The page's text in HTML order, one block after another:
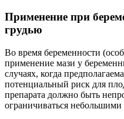
Применение при
грудью
Во время беременности
применение мази у
случаях, когда
потенциальный риск для
препарата должно быть
ограничиваться